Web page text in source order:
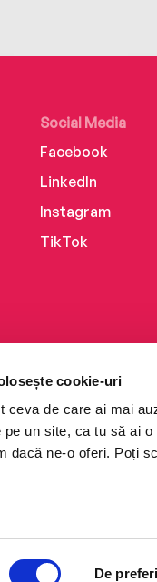
cookie-uri
ceva de care ai mai
pe un site, ca tu să ai
dacă ne-o oferi. Poți
De
Social Media
Facebook
LinkedIn
Instagram
TikTok
SRL. Toate